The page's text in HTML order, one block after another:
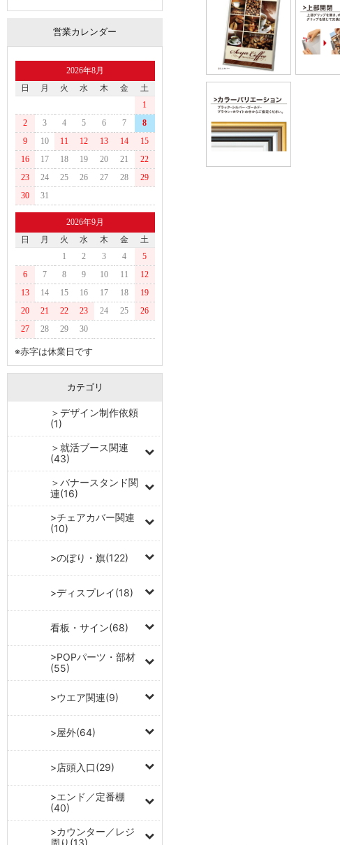
営業カレンダー
2026年8月
日
月 火 水 木 金
土
1
2
3 4 5 6 7
8
9
10 11 12 13 14
15
16
17 18 19 20 21
22
23
24 25 26 27 28
29
30
31
2026年9月
日
月 火 水 木 金
土
1
2 3 4
5
6
7 8 9 10 11
12
13
14 15 16 17 18
19
20
21 22 23 24 25
26
27
28 29 30
※赤字は休業日です
カテゴリ
＞デザイン制作依頼
(1)
＞就活ブース関連
(43)
＞バナースタンド関
連(16)
>チェアカバー関連
(10)
>のぼり・旗(122)
>ディスプレイ(18)
看板・サイン(68)
>POPパーツ・部材
(55)
>ウエア関連(9)
>屋外(64)
>店頭入口(29)
>エンド／定番棚
(40)
>カウンター／レジ